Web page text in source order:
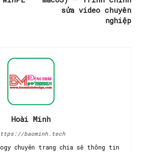
sửa video chuyên
nghiệp
Hoài Minh
baominh.tech
chuyên trang chia sẽ thông tin